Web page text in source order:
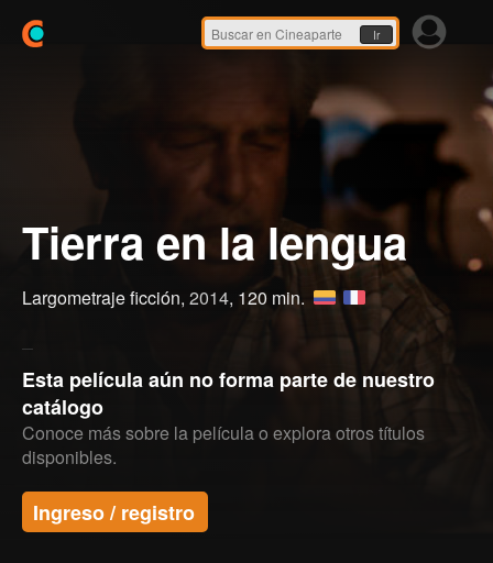
Ir
Tierra en la lengua
Largometraje ficción, 2014, 120 min.
Esta película aún no forma parte de nuestro
catálogo
Conoce más sobre la película o explora otros títulos
disponibles.
Ingreso / registro